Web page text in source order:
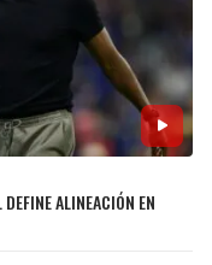
ALINEACIÓN EN